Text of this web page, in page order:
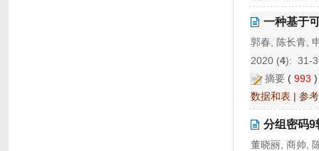
一种基于
郭春, 陈长青,
2020 (4): 31-
摘要 ( 993
数据和表 | 参
分组密码
董晓丽, 商帅,